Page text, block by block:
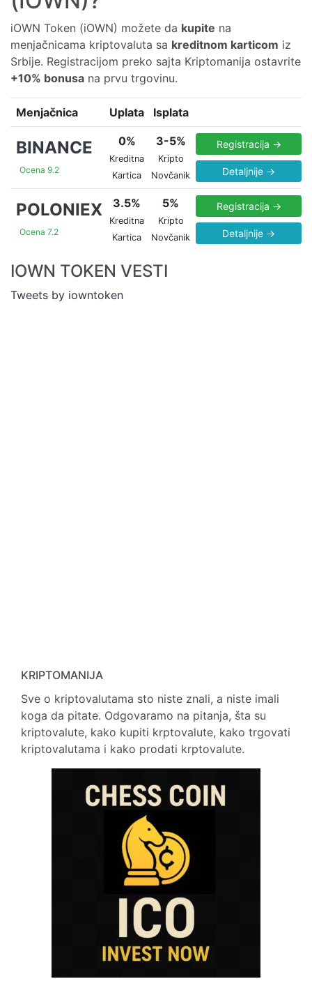
iOWN Token (iOWN) možete da kupite na
menjačnicama kriptovaluta sa kreditnom karticom iz
Srbije. Registracijom preko sajta Kriptomanija ostavrite
+10% bonusa na prvu trgovinu.
Menjačnica Uplata Isplata
BINANCE
Ocena 9.2
0%
Kreditna
Kartica
3-5%
Kripto
Novčanik
Registracija →
Detaljnije →
POLONIEX
Ocena 7.2
3.5%
Kreditna
Kartica
5%
Kripto
Novčanik
Registracija →
Detaljnije →
IOWN TOKEN VESTI
Tweets by iowntoken
KRIPTOMANIJA
Sve o kriptovalutama sto niste znali, a niste imali
koga da pitate. Odgovaramo na pitanja, šta su
kriptovalute, kako kupiti krptovalute, kako trgovati
kriptovalutama i kako prodati krptovalute.